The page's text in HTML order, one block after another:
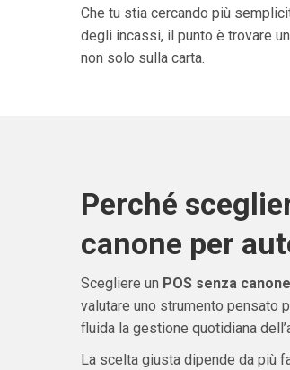
Che tu stia cercando più
degli incassi, il punto è trovare
non solo sulla carta.
Perché
canone per
Scegliere un POS senza
valutare uno strumento pensato
fluida la gestione quotidiana
La scelta giusta dipende da più